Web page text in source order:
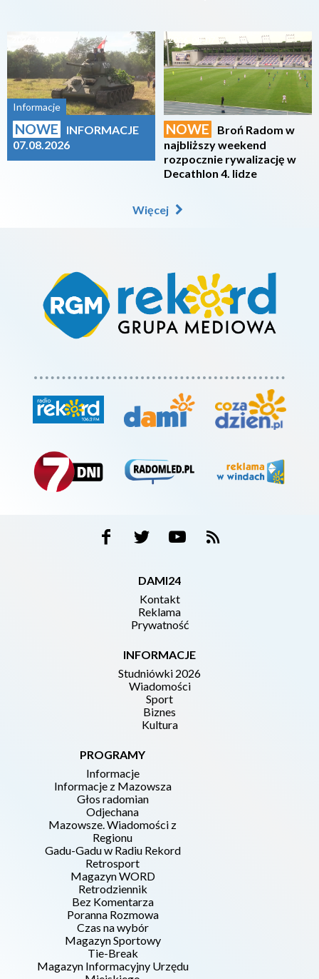
Informacje
NOWE
INFORMACJE
07.08.2026
2026-08-07
NOWE
Broń Radom w
najbliższy weekend
rozpocznie rywalizację w
Decathlon 4. lidze
Więcej
DAMI24
Kontakt
Reklama
Prywatność
INFORMACJE
Studniówki 2026
Wiadomości
Sport
Biznes
Kultura
PROGRAMY
Informacje
Informacje z Mazowsza
Głos radomian
Odjechana
Mazowsze. Wiadomości z
Regionu
Gadu-Gadu w Radiu Rekord
Retrosport
Magazyn WORD
Retrodziennik
Bez Komentarza
Poranna Rozmowa
Czas na wybór
Magazyn Sportowy
Tie-Break
Magazyn Informacyjny Urzędu